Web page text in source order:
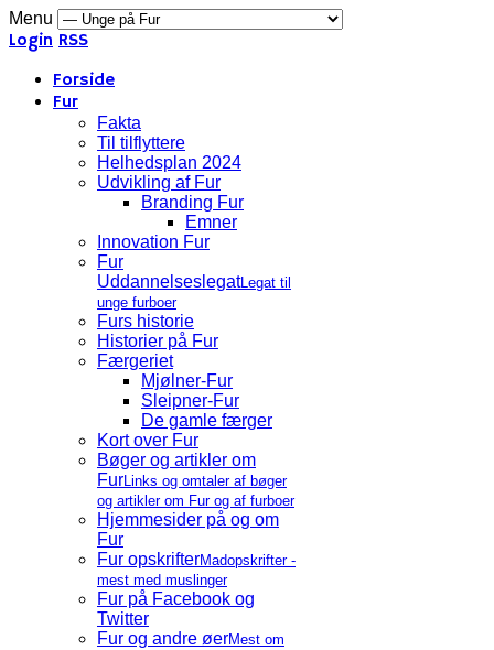
Menu
Login RSS
Forside
Fur
Fakta
Til tilflyttere
Helhedsplan 2024
Udvikling af Fur
Branding Fur
Emner
Innovation Fur
Fur
UddannelseslegatLegat til
unge furboer
Furs historie
Historier på Fur
Færgeriet
Mjølner-Fur
Sleipner-Fur
De gamle færger
Kort over Fur
Bøger og artikler om
FurLinks og omtaler af bøger
og artikler om Fur og af furboer
Hjemmesider på og om
Fur
Fur opskrifterMadopskrifter -
mest med muslinger
Fur på Facebook og
Twitter
Fur og andre øerMest om